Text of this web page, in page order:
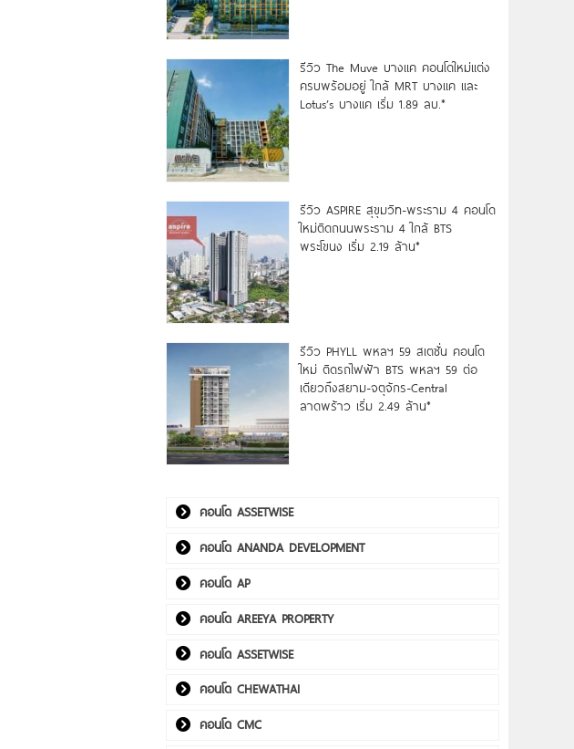
รีวิว The Muve บางแค คอนโดใหม่แต่ง
ครบพร้อมอยู่ ใกล้ MRT บางแค และ
Lotus’s บางแค เริ่ม 1.89 ลบ.*
รีวิว ASPIRE สุขุมวิท-พระราม 4 คอนโด
ใหม่ติดถนนพระราม 4 ใกล้ BTS
พระโขนง เริ่ม 2.19 ล้าน*
รีวิว PHYLL พหลฯ 59 สเตชั่น คอนโด
ใหม่ ติดรถไฟฟ้า BTS พหลฯ 59 ต่อ
เดียวถึงสยาม-จตุจักร-Central
ลาดพร้าว เริ่ม 2.49 ล้าน*
คอนโด ASSETWISE
คอนโด ANANDA DEVELOPMENT
คอนโด AP
คอนโด AREEYA PROPERTY
คอนโด ASSETWISE
คอนโด CHEWATHAI
คอนโด CMC